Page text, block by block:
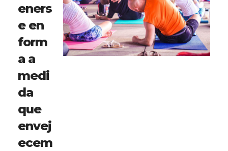
eners
e en
form
a a
medi
da
que
envej
ecem